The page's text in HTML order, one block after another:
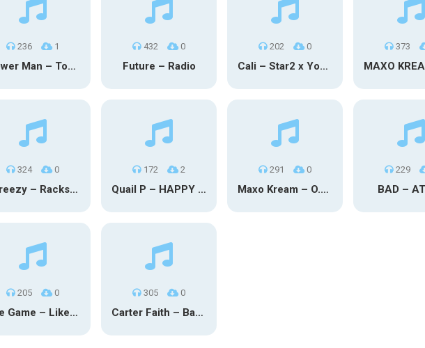
236 1
Flower Man – Toby Fox
432 0
Future – Radio
202 0
Cali – Star2 x Young Henny
373
324 0
3Breezy – Racks On You
172 2
Quail P – HAPPY TEARS
291 0
Maxo Kream – O.Y.N
229
BAD –
205 0
The Game – Like Father Like Daughter
305 0
Carter Faith – Bar Star Vevo